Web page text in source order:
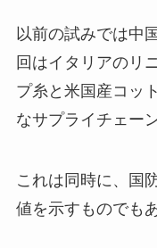
以前の試みでは中
回はイタリアのリ
プ糸と米国産コッ
なサプライチェー
これは同時に、国
値を示すものでもあ